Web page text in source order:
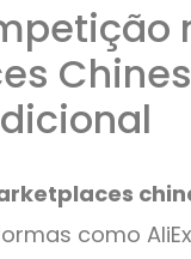
como